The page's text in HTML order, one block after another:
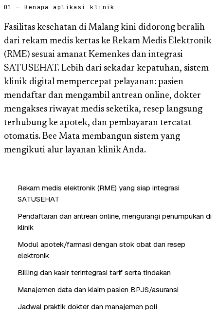
01 — Kenapa aplikasi klinik
Fasilitas kesehatan di Malang kini didorong beralih
dari rekam medis kertas ke Rekam Medis Elektronik
(RME) sesuai amanat Kemenkes dan integrasi
SATUSEHAT. Lebih dari sekadar kepatuhan, sistem
klinik digital mempercepat pelayanan: pasien
mendaftar dan mengambil antrean online, dokter
mengakses riwayat medis seketika, resep langsung
terhubung ke apotek, dan pembayaran tercatat
otomatis. Bee Mata membangun sistem yang
mengikuti alur layanan klinik Anda.
Rekam medis elektronik (RME) yang siap integrasi
SATUSEHAT
Pendaftaran dan antrean online, mengurangi penumpukan di
klinik
Modul apotek/farmasi dengan stok obat dan resep
elektronik
Billing dan kasir terintegrasi tarif serta tindakan
Manajemen data dan klaim pasien BPJS/asuransi
Jadwal praktik dokter dan manajemen poli